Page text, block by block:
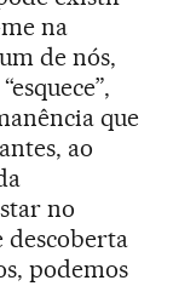
na
de nós,
que
ao
no
descoberta
podemos